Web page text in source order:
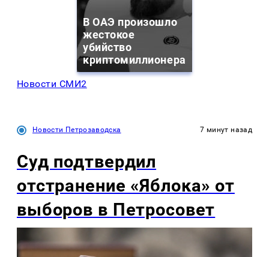
В ОАЭ произошло
жестокое
убийство
криптомиллионера
Новости СМИ2
Новости Петрозаводска 7 минут назад
Суд подтвердил
отстранение «Яблока» от
выборов в Петросовет